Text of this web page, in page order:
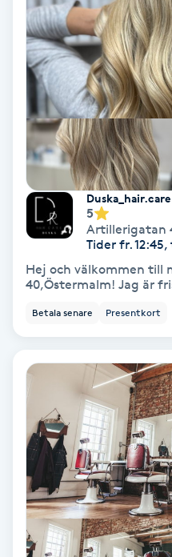
Olaplex
Olaplexbehandling
Ombre
Ombre brows
Ombre naglar
Optiker
Ortopedi
Osteopati
Paraffinbehandling
Pedikyr
Duska_hair.care
5
Artillerigatan
Tider fr. 12:45,
Hej och välkommen till
40,Östermalm! Jag är
Betala senare Presentkort